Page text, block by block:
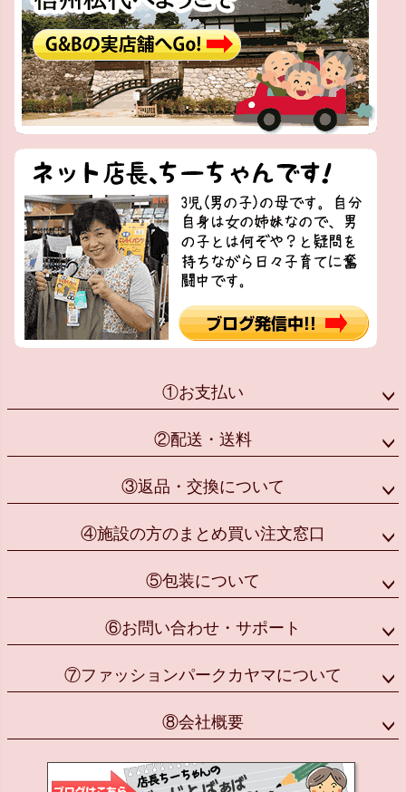
①お支払い
②配送・送料
③返品・交換について
④施設の方のまとめ買い注文窓口
⑤包装について
⑥お問い合わせ・サポート
⑦ファッションパークカヤマについて
⑧会社概要